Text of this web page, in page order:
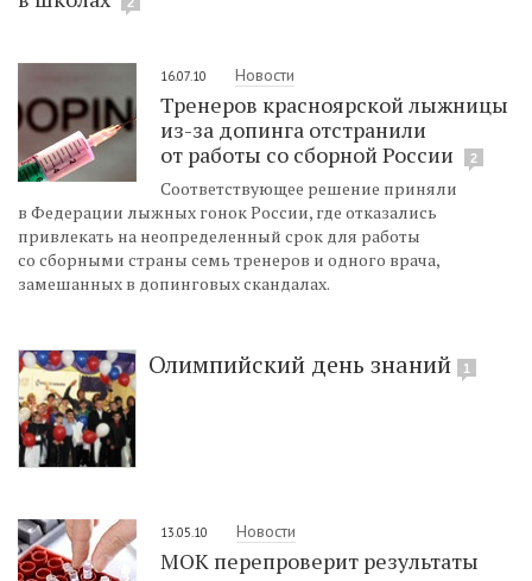
16.07.10 Новости
Тренеров красноярской лыжницы
из-за допинга отстранили
от работы со сборной России
2
Соответствующее решение приняли
в Федерации лыжных гонок России, где отказались
привлекать на неопределенный срок для работы
со сборными страны семь тренеров и одного врача,
замешанных в допинговых скандалах.
Олимпийский день знаний 1
13.05.10 Новости
МОК перепроверит результаты